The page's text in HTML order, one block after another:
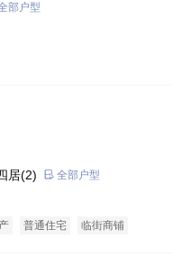
部户型
居(2) 全部户型
普通住宅 临街商铺